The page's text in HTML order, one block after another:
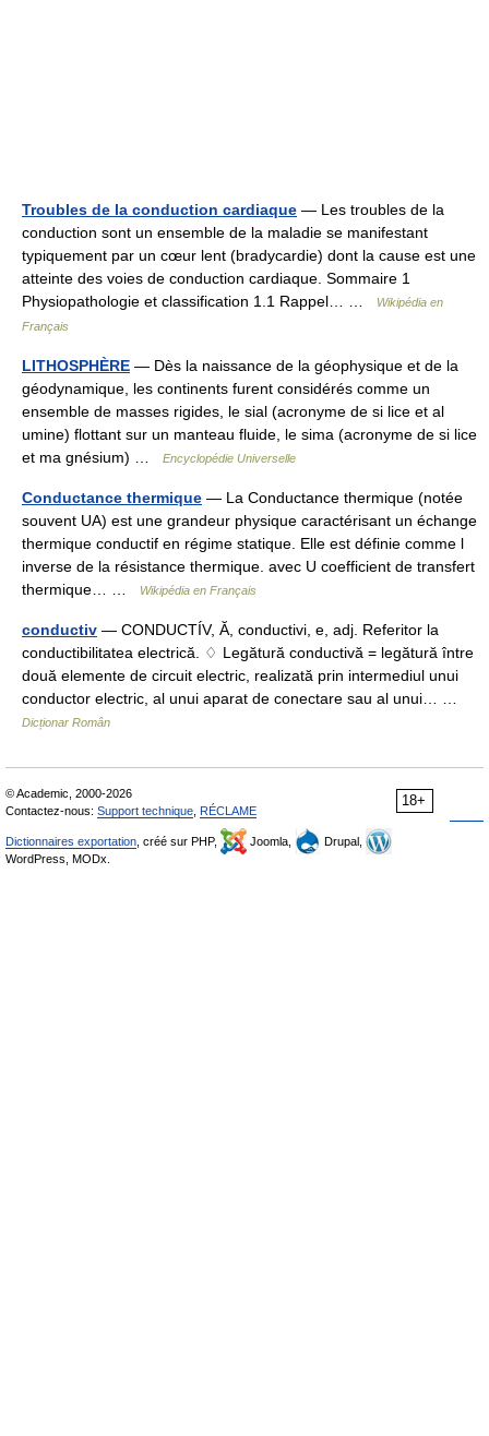
Troubles de la conduction cardiaque — Les troubles de la
conduction sont un ensemble de la maladie se manifestant
typiquement par un cœur lent (bradycardie) dont la cause est une
atteinte des voies de conduction cardiaque. Sommaire 1
Physiopathologie et classification 1.1 Rappel… …
Wikipédia en
Français
LITHOSPHÈRE — Dès la naissance de la géophysique et de la
géodynamique, les continents furent considérés comme un
ensemble de masses rigides, le sial (acronyme de si lice et al
umine) flottant sur un manteau fluide, le sima (acronyme de si lice
et ma gnésium) …
Encyclopédie Universelle
Conductance thermique — La Conductance thermique (notée
souvent UA) est une grandeur physique caractérisant un échange
thermique conductif en régime statique. Elle est définie comme l
inverse de la résistance thermique. avec U coefficient de transfert
thermique… …
Wikipédia en Français
conductiv — CONDUCTÍV, Ă, conductivi, e, adj. Referitor la
conductibilitatea electrică. ♢ Legătură conductivă = legătură între
două elemente de circuit electric, realizată prin intermediul unui
conductor electric, al unui aparat de conectare sau al unui… …
Dicționar Român
18+
© Academic, 2000-2026
Contactez-nous: Support technique RÉCLAME
Dictionnaires exportation , créé sur PHP, Joomla,
Drupal,
WordPress, MODx.